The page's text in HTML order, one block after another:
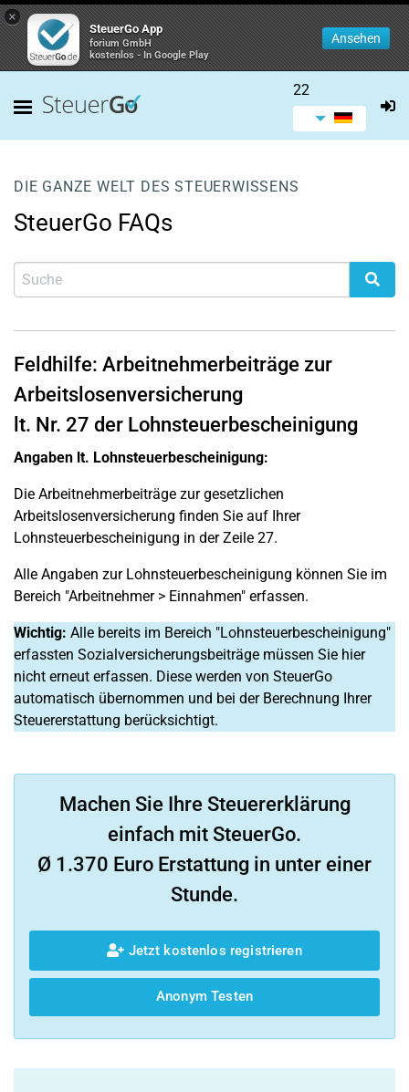
×
SteuerGo App
forium GmbH
kostenlos - In Google Play
Ansehen
22
DIE GANZE WELT DES STEUERWISSENS
SteuerGo FAQs
Feldhilfe: Arbeitnehmerbeiträge zur
Arbeitslosenversicherung
lt. Nr. 27 der Lohnsteuerbescheinigung
Angaben lt. Lohnsteuerbescheinigung:
Die Arbeitnehmerbeiträge zur gesetzlichen
Arbeitslosenversicherung finden Sie auf Ihrer
Lohnsteuerbescheinigung in der Zeile 27.
Alle Angaben zur Lohnsteuerbescheinigung können Sie im
Bereich "Arbeitnehmer > Einnahmen" erfassen.
Wichtig: Alle bereits im Bereich "Lohnsteuerbescheinigung"
erfassten Sozialversicherungsbeiträge müssen Sie hier
nicht erneut erfassen. Diese werden von SteuerGo
automatisch übernommen und bei der Berechnung Ihrer
Steuererstattung berücksichtigt.
Machen Sie Ihre Steuererklärung
einfach mit SteuerGo.
Ø 1.370 Euro Erstattung in unter einer
Stunde.
Jetzt kostenlos registrieren
Anonym Testen